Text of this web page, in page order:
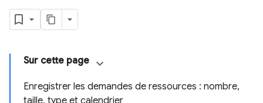
Sur cette page
Enregistrer les demandes de ressources : nombre,
taille, type et calendrier